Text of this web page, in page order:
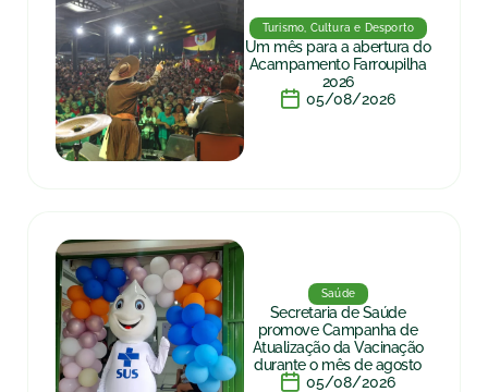
Turismo, Cultura e Desporto
Um mês para a abertura do
Acampamento Farroupilha
2026
05/08/2026
Saúde
Secretaria de Saúde
promove Campanha de
Atualização da Vacinação
durante o mês de agosto
05/08/2026